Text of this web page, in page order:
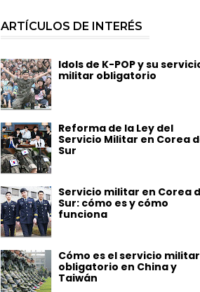
ARTÍCULOS DE INTERÉS
Idols de K-POP y su
militar obligatorio
Reforma de la Ley del
Servicio Militar en Corea
Sur
Servicio militar en Corea
Sur: cómo es y cómo
funciona
Cómo es el servicio militar
obligatorio en China y
Taiwán